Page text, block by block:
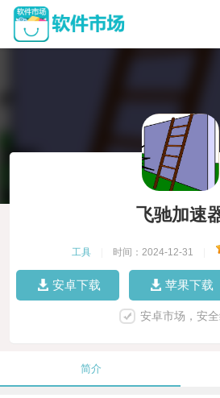
飞驰加速
工具 时间：2024-12-31
安卓下载 苹果下载
安卓市场，安
简介